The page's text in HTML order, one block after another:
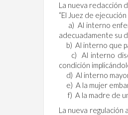
La nueva redacción
“El Juez de
a) Al interno
adecuadamente su
b) Al interno que
c) Al interno
condición
d) Al interno
e) A la mujer
f) A la madre de un
La nueva